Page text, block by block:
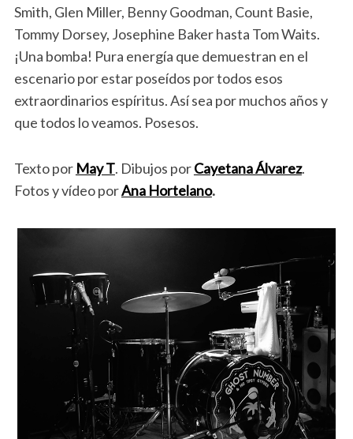
Smith, Glen Miller, Benny Goodman, Count Basie,
Tommy Dorsey, Josephine Baker hasta Tom Waits.
¡Una bomba! Pura energía que demuestran en el
escenario por estar poseídos por todos esos
extraordinarios espíritus. Así sea por muchos años y
que todos lo veamos. Posesos.
Texto por May T. Dibujos porCayetana Álvarez.
Fotos y vídeo porAna Hortelano.